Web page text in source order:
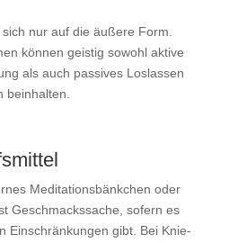
nur auf die äußere Form.
können geistig sowohl aktive
als auch passives Loslassen
beinhalten.
Meditationsbänkchen oder
Geschmackssache, sofern es
Einschränkungen gibt. Bei Knie-